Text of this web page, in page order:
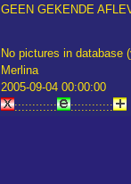
GEEN GEKENDE
No pictures in database
Merlina
2005-09-04 00:00:00
:::::::::::: ::::::::::::